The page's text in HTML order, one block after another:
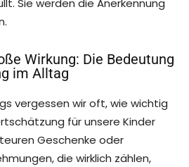
Sie werden die Anerkennung
Wirkung: Die Bedeutung
im Alltag
vergessen wir oft, wie wichtig
für unsere Kinder
Geschenke oder
die wirklich zählen,